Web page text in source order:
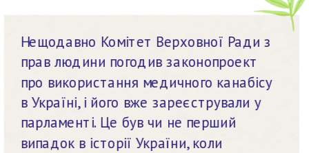
Нещодавно Комітет Верховної Ради з
прав людини погодив законопроект
про використання медичного канабісу
в Україні, і його вже зареєстрували у
парламенті. Це був чи не перший
випадок в історії України, коли